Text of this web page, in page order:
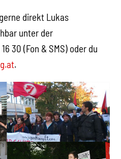
direkt Lukas
unter der
30 (Fon & SMS) oder du
.